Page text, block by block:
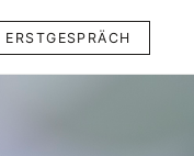
ERSTGESPRÄCH